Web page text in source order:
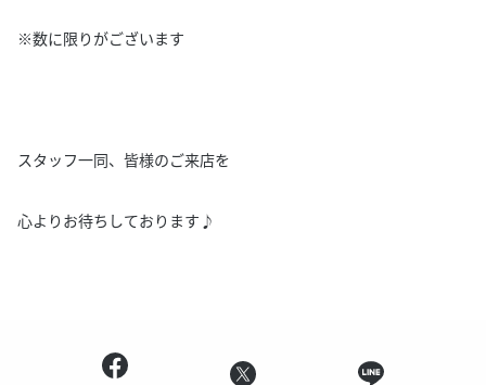
※数に限りがございます
スタッフ一同、皆様のご来店を
心よりお待ちしております♪